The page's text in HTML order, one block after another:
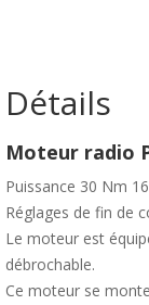
Détails
Moteur radio
Puissance 30 Nm
Réglages de fin de
Le moteur est
débrochable.
Ce moteur se